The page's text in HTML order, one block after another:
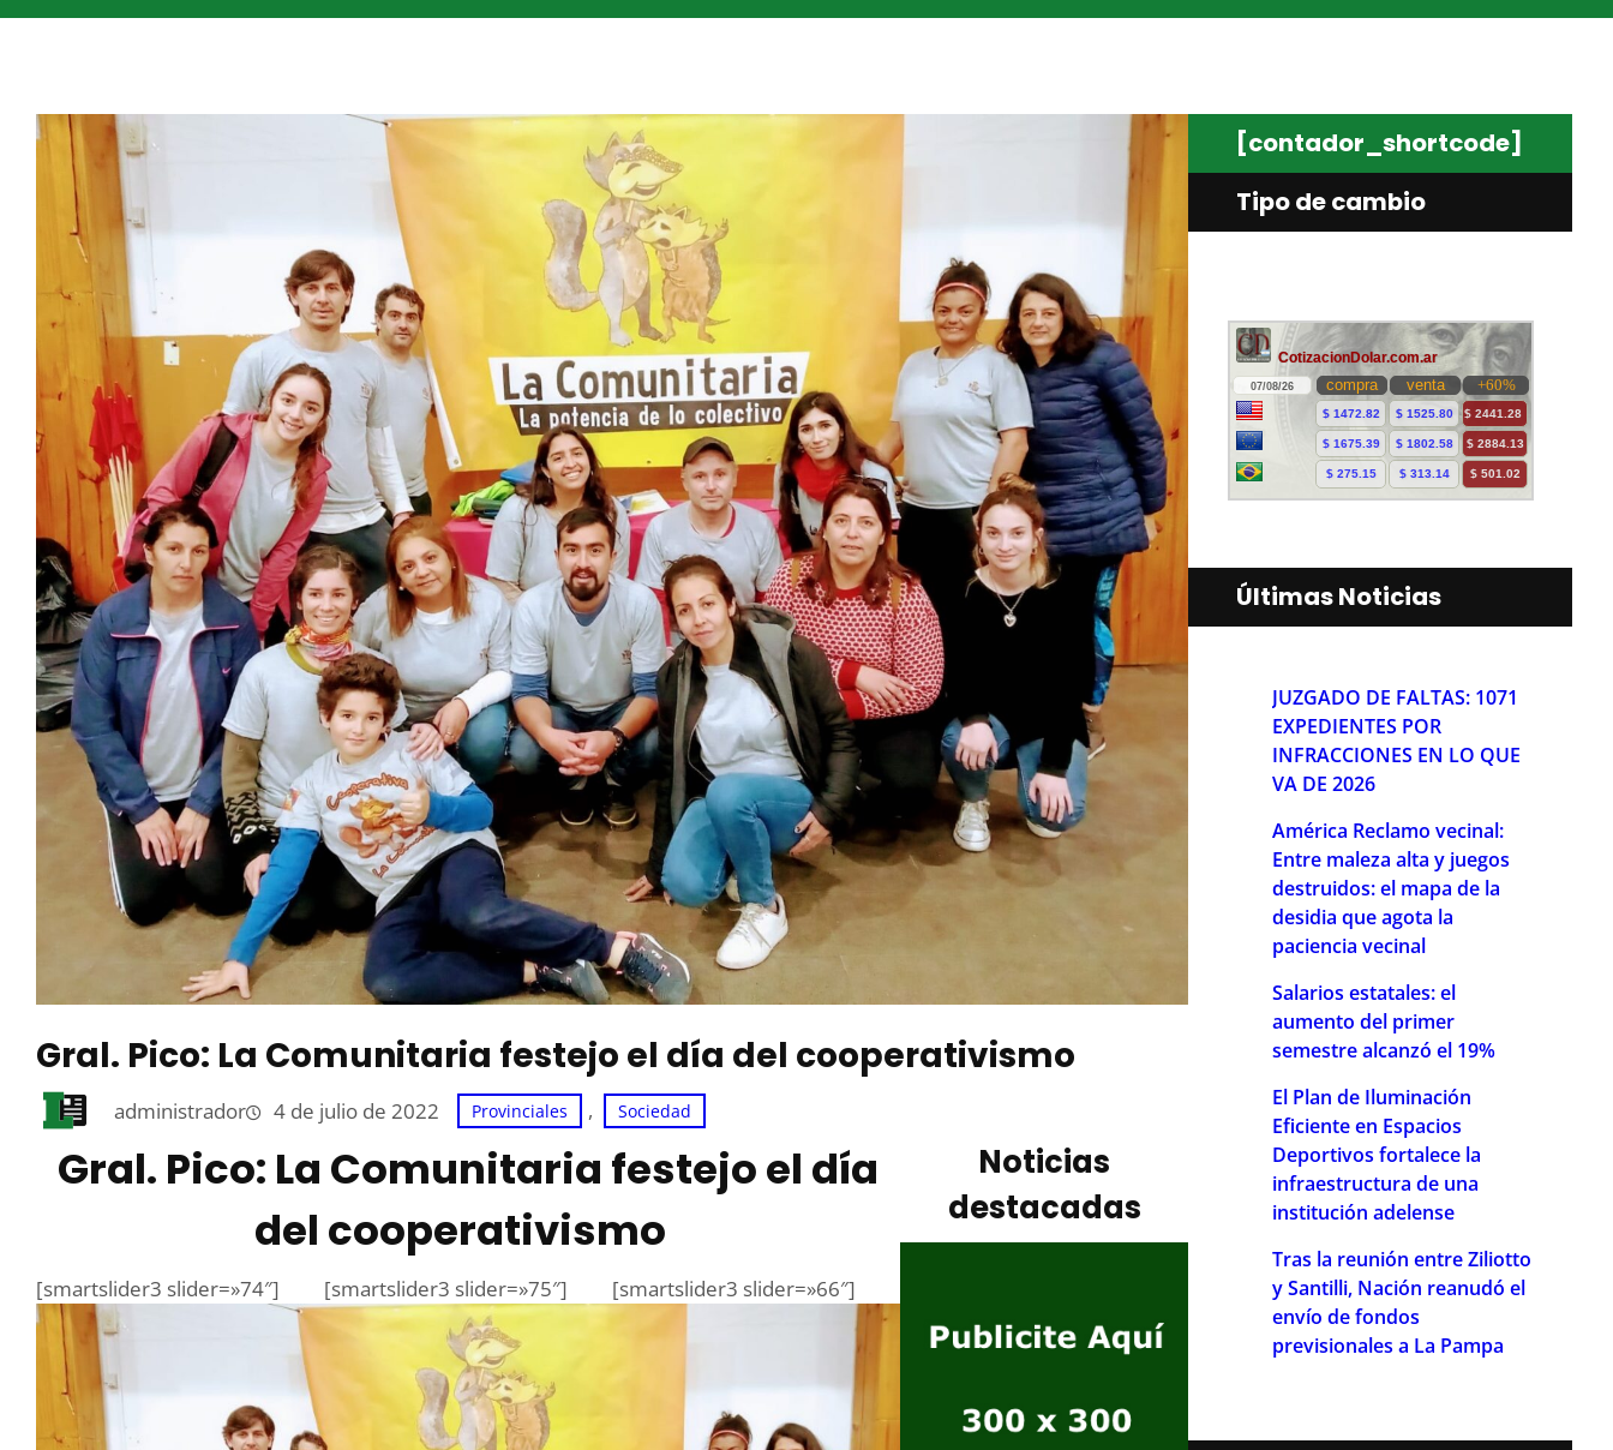
Gral. Pico: La Comunitaria festejo el día del cooperativismo
administrador 4 de julio de 2022 Provinciales , Sociedad
Gral. Pico: La Comunitaria festejo el día
del cooperativismo
[smartslider3 slider=»74″] [smartslider3 slider=»75″] [smartslider3 slider=»66″]
Noticias
destacadas
[contador_shortcode]
Tipo de cambio
Últimas Noticias
JUZGADO DE FALTAS: 1071
EXPEDIENTES POR
INFRACCIONES EN LO QUE
VA DE 2026
América Reclamo vecinal:
Entre maleza alta y juegos
destruidos: el mapa de la
desidia que agota la
paciencia vecinal
Salarios estatales: el
aumento del primer
semestre alcanzó el 19%
El Plan de Iluminación
Eficiente en Espacios
Deportivos fortalece la
infraestructura de una
institución adelense
Tras la reunión entre Ziliotto
y Santilli, Nación reanudó el
envío de fondos
previsionales a La Pampa